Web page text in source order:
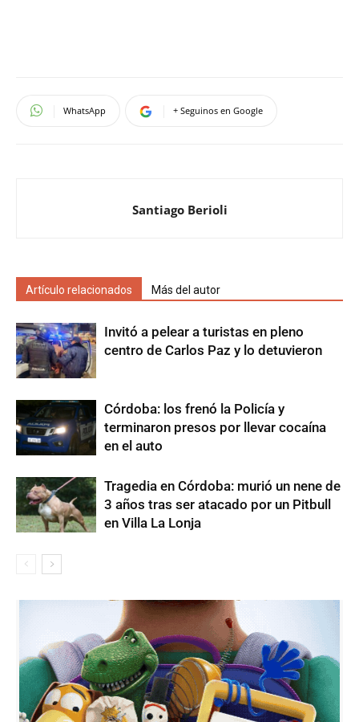
WhatsApp + Seguinos en Google
Santiago Berioli
Artículo relacionados Más del autor
Invitó a pelear a turistas en pleno
centro de Carlos Paz y lo detuvieron
Córdoba: los frenó la Policía y
terminaron presos por llevar cocaína
en el auto
Tragedia en Córdoba: murió un nene de
3 años tras ser atacado por un Pitbull
en Villa La Lonja